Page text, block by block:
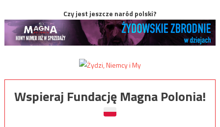
Czy jest jeszcze naród polski?
Wspieraj Fundację Magna Polonia!